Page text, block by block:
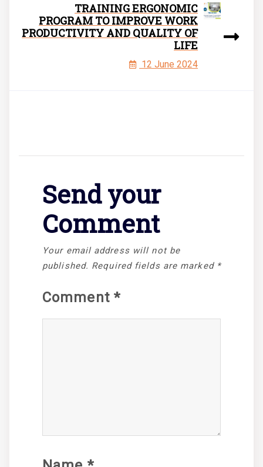
TRAINING ERGONOMIC
PROGRAM TO IMPROVE WORK
PRODUCTIVITY AND QUALITY OF
LIFE
12 June 2024
Send your
Comment
Your email address will not be
published. Required fields are marked *
Comment *